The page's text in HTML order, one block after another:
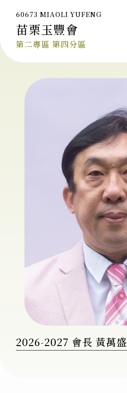
60673 MIAOLI YUFENG
苗栗玉豐會
第二專區 第四分區
2026-2027 會長 黃萬盛